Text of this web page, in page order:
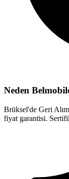
Neden
Brüksel'de Geri
fiyat garantisi.